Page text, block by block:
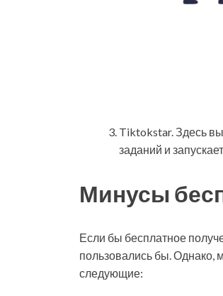
Tiktokstar. Здесь
заданий и
Минусы
Если бы бесплатное
пользовались бы. Однако,
следующие: